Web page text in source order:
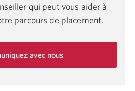
qui peut vous aider à
parcours de placement.
avec nous